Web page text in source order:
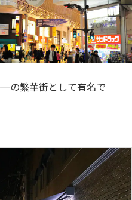
の繁華街として有名で